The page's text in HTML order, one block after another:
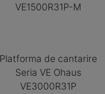
VE1500R31P-M
Platforma de cantarire
Seria VE Ohaus
VE3000R31P